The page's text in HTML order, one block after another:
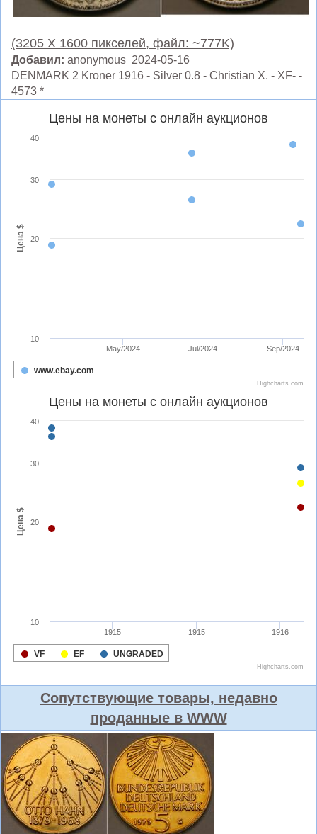
(3205 X 1600 пикселей, файл: ~777K)
Добавил: anonymous 2024-05-16
DENMARK 2 Kroner 1916 - Silver 0.8 - Christian X. - XF- -
4573 *
Сопутствующие товары, недавно
проданные в WWW